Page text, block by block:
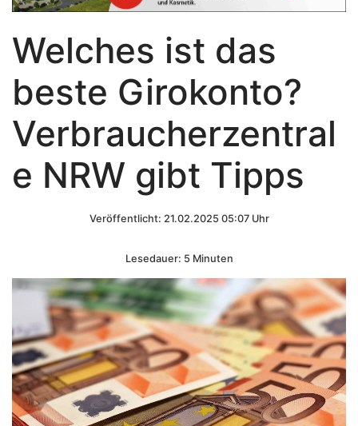
Welches ist das
beste Girokonto?
Verbraucherzentral
e NRW gibt Tipps
Veröffentlicht: 21.02.2025 05:07 Uhr
Lesedauer: 5 Minuten